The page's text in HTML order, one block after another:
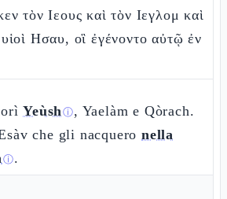
τὸν Ιεους καὶ τὸν Ιεγλομ καὶ
Ησαυ, οἳ ἐγένοντο αὐτῷ ἐν
Yeùshⓘ, Yaelàm e Qòrach.
che gli nacquero nella
ⓘ.